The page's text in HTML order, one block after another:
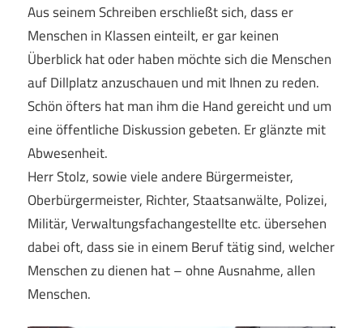
Aus seinem Schreiben erschließt sich, dass er
Menschen in Klassen einteilt, er gar keinen
Überblick hat oder haben möchte sich die Menschen
auf Dillplatz anzuschauen und mit Ihnen zu reden.
Schön öfters hat man ihm die Hand gereicht und um
eine öffentliche Diskussion gebeten. Er glänzte mit
Abwesenheit.
Herr Stolz, sowie viele andere Bürgermeister,
Oberbürgermeister, Richter, Staatsanwälte, Polizei,
Militär, Verwaltungsfachangestellte etc. übersehen
dabei oft, dass sie in einem Beruf tätig sind, welcher
Menschen zu dienen hat – ohne Ausnahme, allen
Menschen.